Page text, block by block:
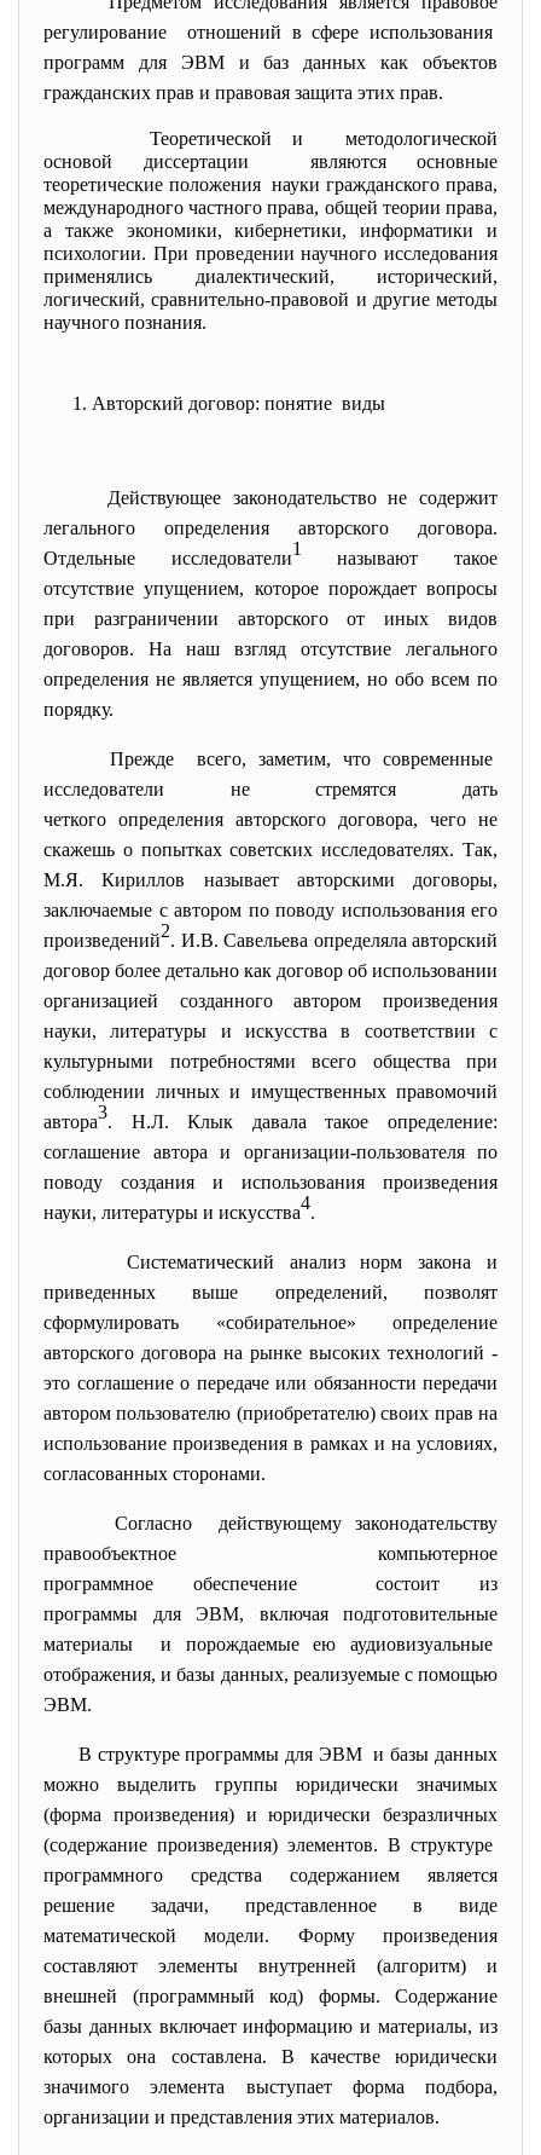
регулирование отношений в сфере использования
программ для ЭВМ и баз данных как объектов
гражданских прав и правовая защита этих прав.
Теоретической и методологической
основой диссертации являются основные
теоретические положения науки гражданского права,
международного частного права, общей теории права,
а также экономики, кибернетики, информатики и
психологии. При проведении научного исследования
применялись диалектический, исторический,
логический, сравнительно-правовой и другие методы
научного познания.
1. Авторский договор: понятие виды
Действующее законодательство не содержит
легального определения авторского договора.
Отдельные исследователи1
называют такое
отсутствие упущением, которое порождает вопросы
при разграничении авторского от иных видов
договоров. На наш взгляд отсутствие легального
определения не является упущением, но обо всем по
порядку.
Прежде всего, заметим, что современные
исследователи не стремятся дать
четкого определения авторского договора, чего не
скажешь о попытках советских исследователях. Так,
М.Я. Кириллов называет авторскими договоры,
заключаемые с автором по поводу использования его
произведений2. И.В. Савельева определяла авторский
договор более детально как договор об использовании
организацией созданного автором произведения
науки, литературы и искусства в соответствии с
культурными потребностями всего общества при
соблюдении личных и имущественных правомочий
автора3. Н.Л. Клык давала такое определение:
соглашение автора и организации-пользователя по
поводу создания и использования произведения
науки, литературы и искусства4.
Систематический анализ норм закона и
приведенных выше определений, позволят
сформулировать «собирательное» определение
авторского договора на рынке высоких технологий -
это соглашение о передаче или обязанности передачи
автором пользователю (приобретателю) своих прав на
использование произведения в рамках и на условиях,
согласованных сторонами.
Согласно действующему законодательству
правообъектное компьютерное
программное обеспечение состоит из
программы для ЭВМ, включая подготовительные
материалы и порождаемые ею аудиовизуальные
отображения, и базы данных, реализуемые с помощью
ЭВМ.
В структуре программы для ЭВМ и базы данных
можно выделить группы юридически значимых
(форма произведения) и юридически безразличных
(содержание произведения) элементов. В структуре
программного средства содержанием является
решение задачи, представленное в виде
математической модели. Форму произведения
составляют элементы внутренней (алгоритм) и
внешней (программный код) формы. Содержание
базы данных включает информацию и материалы, из
которых она составлена. В качестве юридически
значимого элемента выступает форма подбора,
организации и представления этих материалов.